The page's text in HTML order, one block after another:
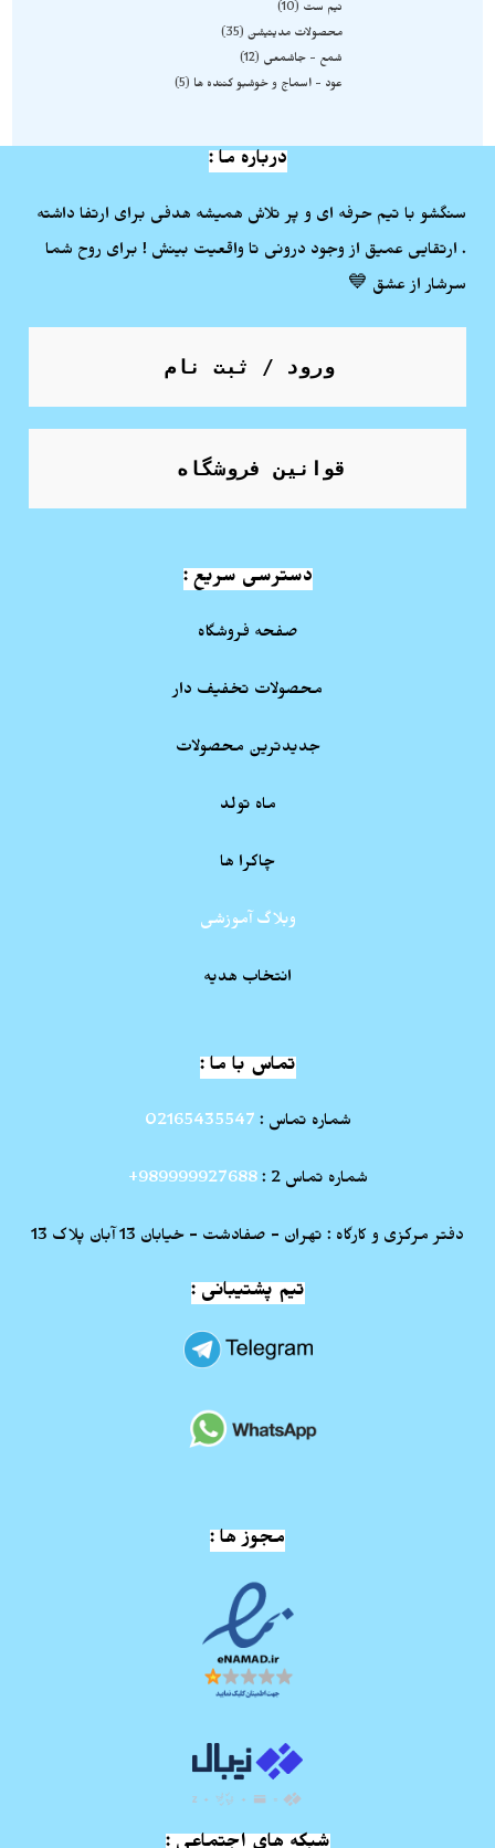
نیم ست
10
محصولات مدیتیشن 35
شمع - جاشمعی
12
عود - اسماج و خوشبو کننده ها
5
درباره ما :
سنگشو با تیم حرفه ای و پر تلاش همیشه هدفی برای ارتفا داشته
. ارتقایی عمیق از وجود درونی تا واقعیت بینش ! برای روح شما
سرشار از عشق 💙
ورود / ثبت نام
قوانین فروشگاه
دسترسی سریع :
صفحه فروشگاه
محصولات تخفیف دار
جدیدترین محصولات
ماه تولد
چاکرا ها
وبلاگ آموزشی
انتخاب هدیه
تماس با ما :
شماره تماس : 02165435547
شماره تماس 2 : 989999927688+
دفتر مرکزی و کارگاه : تهران - صفادشت - خیابان 13 آبان پلاک 13
تیم پشتیبانی :
مجوز ها :